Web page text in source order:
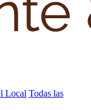
Local Todas las